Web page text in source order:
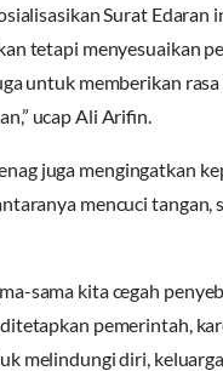
Surat Edaran
tetapi menyesuaikan
untuk memberikan
ucap Ali Arifin.
juga mengingatkan
mencuci tangan,
sama kita cegah
pemerintah,
melindungi diri,